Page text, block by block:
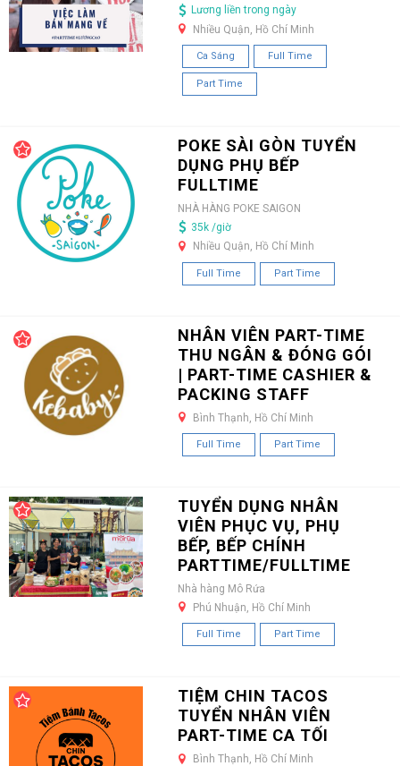
Lương liền trong ngày
Nhiều Quận, Hồ Chí Minh
Ca Sáng Full Time
Part Time
POKE SÀI GÒN TUYỂN
DỤNG PHỤ BẾP
FULLTIME
NHÀ HÀNG POKE SAIGON
35k /giờ
Nhiều Quận, Hồ Chí Minh
Full Time Part Time
NHÂN VIÊN PART-TIME
THU NGÂN & ĐÓNG GÓI
| PART-TIME CASHIER &
PACKING STAFF
Bình Thạnh, Hồ Chí Minh
Full Time Part Time
TUYỂN DỤNG NHÂN
VIÊN PHỤC VỤ, PHỤ
BẾP, BẾP CHÍNH
PARTTIME/FULLTIME
Nhà hàng Mô Rứa
Phú Nhuận, Hồ Chí Minh
Full Time Part Time
TIỆM CHIN TACOS
TUYỂN NHÂN VIÊN
PART-TIME CA TỐI
Bình Thạnh, Hồ Chí Minh